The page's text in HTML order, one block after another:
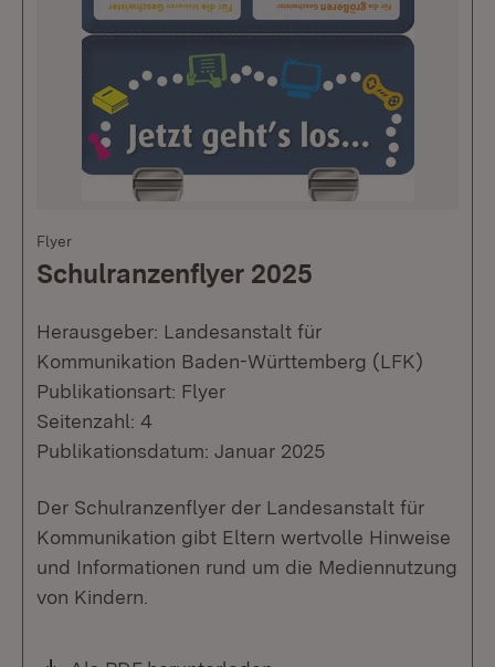
Flyer
Schulranzenflyer 2025
Herausgeber: Landesanstalt für
Kommunikation Baden-Württemberg (LFK)
Publikationsart: Flyer
Seitenzahl: 4
Publikationsdatum: Januar 2025
Der Schulranzenflyer der Landesanstalt für
Kommunikation gibt Eltern wertvolle Hinweise
und Informationen rund um die Mediennutzung
von Kindern.